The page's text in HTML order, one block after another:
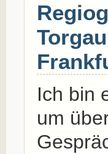
Ich bin
um